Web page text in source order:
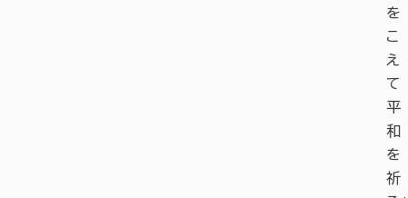
を
こ
え
て
平
和
を
祈